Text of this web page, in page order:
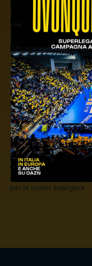
Verona Volley -
Ore 18.00 -
NOTE
In settimana è
per la settima
Divisione. La
vinto 3 a 0 contro
anche l'U13 Mista,
precedente:settore
categoria, vola l'u15
successivo:
settore
per le under scaligere